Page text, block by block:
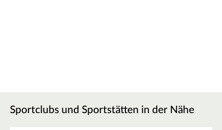
Sportclubs und Sportstätten in der Nähe